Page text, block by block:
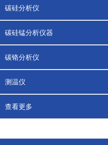
碳硅分析仪
碳硅锰分析仪器
碳铬分析仪
测温仪
查看更多